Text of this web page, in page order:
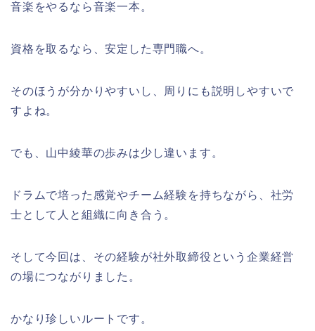
音楽をやるなら音楽一本。
資格を取るなら、安定した専門職へ。
そのほうが分かりやすいし、周りにも説明しやすいで
すよね。
でも、山中綾華の歩みは少し違います。
ドラムで培った感覚やチーム経験を持ちながら、社労
士として人と組織に向き合う。
そして今回は、その経験が社外取締役という企業経営
の場につながりました。
かなり珍しいルートです。